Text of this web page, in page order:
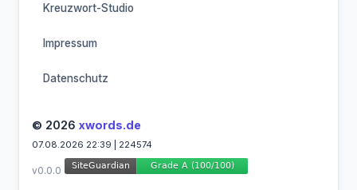
Kreuzwort-Studio
Impressum
Datenschutz
© 2026 xwords.de
07.08.2026 22:39 | 224574
v0.0.0